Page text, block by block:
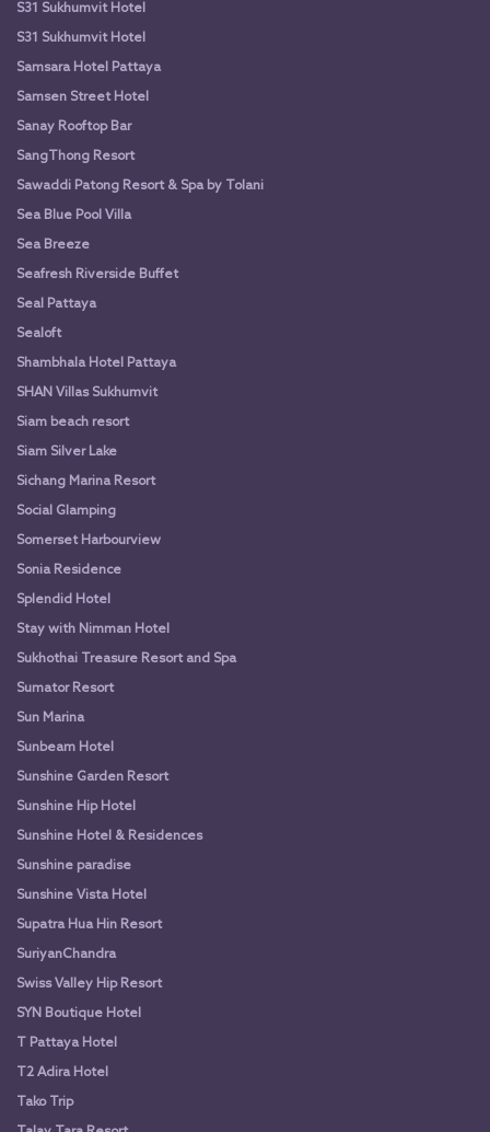
S31 Sukhumvit Hotel
S31 Sukhumvit Hotel
Samsara Hotel Pattaya
Samsen Street Hotel
Sanay Rooftop Bar
SangThong Resort
Sawaddi Patong Resort & Spa by Tolani
Sea Blue Pool Villa
Sea Breeze
Seafresh Riverside Buffet
Seal Pattaya
Sealoft
Shambhala Hotel Pattaya
SHAN Villas Sukhumvit
Siam beach resort
Siam Silver Lake
Sichang Marina Resort
Social Glamping
Somerset Harbourview
Sonia Residence
Splendid Hotel
Stay with Nimman Hotel
Sukhothai Treasure Resort and Spa
Sumator Resort
Sun Marina
Sunbeam Hotel
Sunshine Garden Resort
Sunshine Hip Hotel
Sunshine Hotel & Residences
Sunshine paradise
Sunshine Vista Hotel
Supatra Hua Hin Resort
SuriyanChandra
Swiss Valley Hip Resort
SYN Boutique Hotel
T Pattaya Hotel
T2 Adira Hotel
Tako Trip